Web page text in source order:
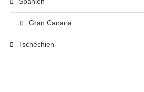
Spanien
Gran Canaria
Tschechien